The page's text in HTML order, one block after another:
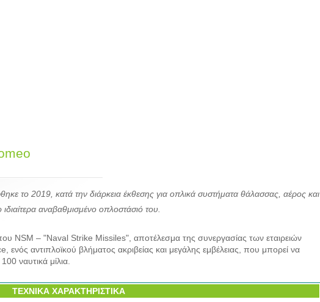
το 2019, κατά την διάρκεια έκθεσης για οπλικά συστήματα θάλασσας, αέρος και
αναβαθμισμένο οπλοστάσιό του.
NSM – "Naval Strike Missiles", αποτέλεσμα της συνεργασίας των εταιρειών
αντιπλοϊκού βλήματος ακριβείας και μεγάλης εμβέλειας, που μπορεί να
ναυτικά μίλια.
ΤΕΧΝΙΚΑ ΧΑΡΑΚΤΗΡΙΣΤΙΚΑ